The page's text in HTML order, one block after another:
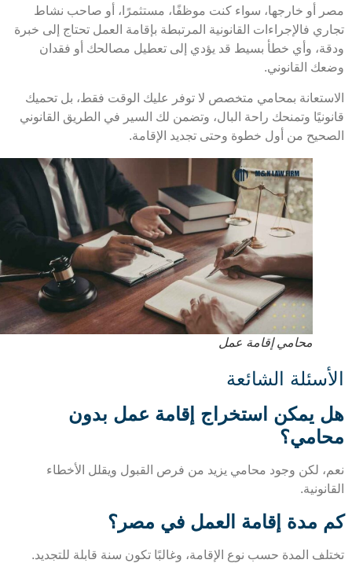
أو خارجها، سواء كنت موظفًا، مستثمرًا، أو صاحب نشاط
فالإجراءات القانونية المرتبطة بإقامة العمل تحتاج إلى خبرة
وأي خطأ بسيط قد يؤدي إلى تعطيل مصالحك أو فقدان
القانوني.
بمحامي متخصص لا توفر عليك الوقت فقط، بل تحميك
وتمنحك راحة البال، وتضمن لك السير في الطريق القانوني
من أول خطوة وحتى تجديد الإقامة.
محامي إقامة عمل
الشائعة
يمكن استخراج إقامة عمل بدون
لكن وجود محامي يزيد من فرص القبول ويقلل الأخطاء
مدة إقامة العمل في مصر؟
المدة حسب نوع الإقامة، وغالبًا تكون سنة قابلة للتجديد.